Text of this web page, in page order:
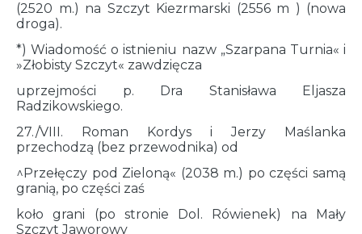
(2520 m.) na Szczyt Kiezrmarski (2556 m ) (nowa
droga).
*) Wiadomość o istnieniu nazw „Szarpana Turnia« i
»Złobisty Szczyt« zawdzięcza
uprzejmości p. Dra Stanisława Eljasza
Radzikowskiego.
27./VIII. Roman Kordys i Jerzy Maślanka
przechodzą (bez przewodnika) od
^Przełęczy pod Zieloną« (2038 m.) po części samą
granią, po części zaś
koło grani (po stronie Dol. Rówienek) na Mały
Szczyt Jaworowy